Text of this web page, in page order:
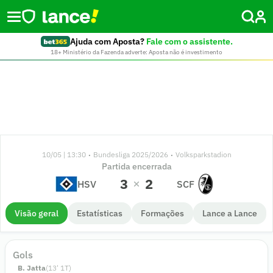
Ajuda com Aposta? Fale com o assistente.
18+ Ministério da Fazenda adverte: Aposta não é investimento
10/05 | 13:30 • Bundesliga 2025/2026 • Volksparkstadion
Partida encerrada
HSV 3 2 SCF
Visão geral Estatísticas Formações Lance a Lance
Gols
(13' 1T)
B. Jatta